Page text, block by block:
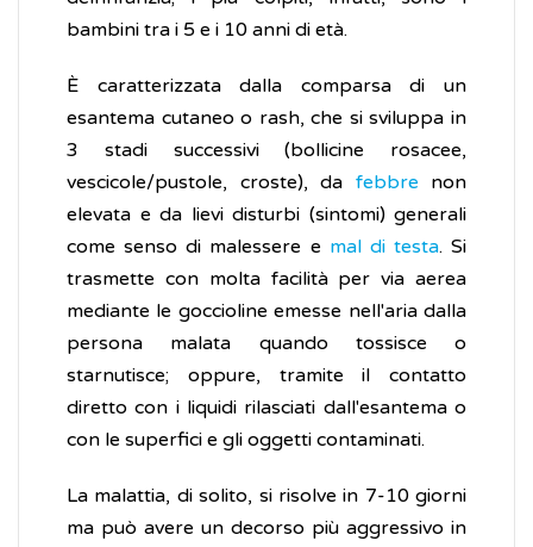
bambini tra i 5 e i 10 anni di età.
È caratterizzata dalla comparsa di un
esantema cutaneo o rash, che si sviluppa in
3 stadi successivi (bollicine rosacee,
vescicole/pustole, croste), da febbre non
elevata e da lievi disturbi (sintomi) generali
come senso di malessere e mal di testa. Si
trasmette con molta facilità per via aerea
mediante le goccioline emesse nell'aria dalla
persona malata quando tossisce o
starnutisce; oppure, tramite il contatto
diretto con i liquidi rilasciati dall'esantema o
con le superfici e gli oggetti contaminati.
La malattia, di solito, si risolve in 7-10 giorni
ma può avere un decorso più aggressivo in